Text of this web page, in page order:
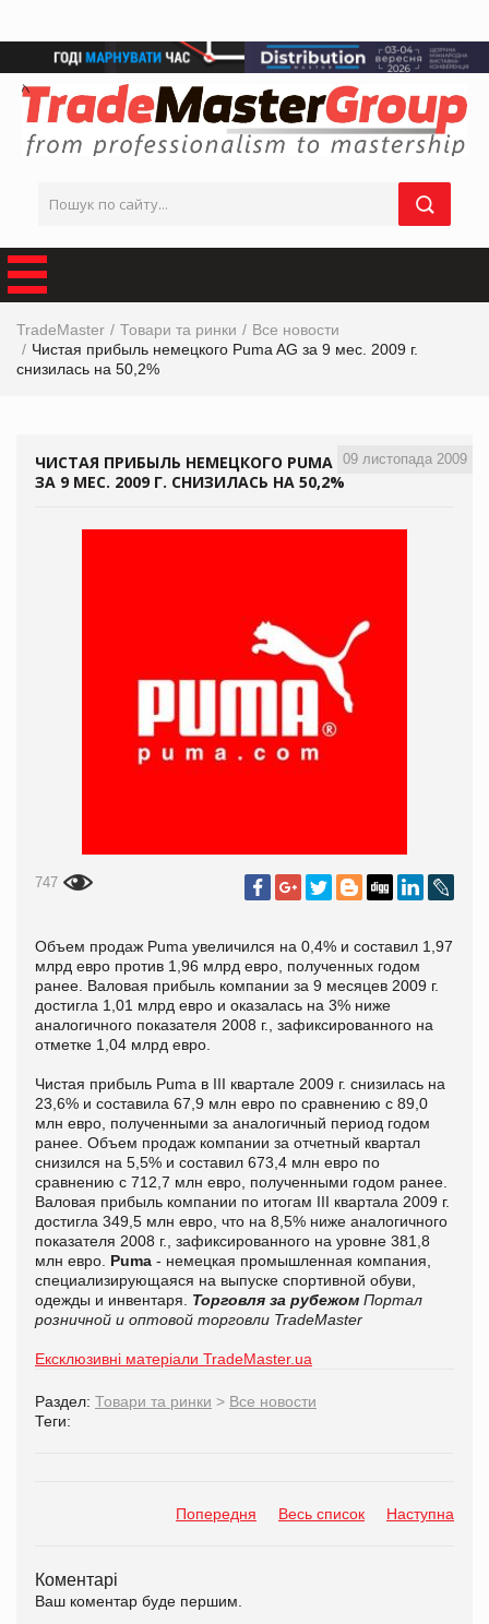
TradeMaster Товари та ринки
Все новости
Чистая прибыль немецкого Puma AG за 9 мес. 2009 г.
снизилась на 50,2%
09 листопада 2009
ЧИСТАЯ ПРИБЫЛЬ НЕМЕЦКОГО PUMA AG
ЗА 9 МЕС. 2009 Г. СНИЗИЛАСЬ НА 50,2%
747
Объем продаж Puma увеличился на 0,4% и составил 1,97
млрд евро против 1,96 млрд евро, полученных годом
ранее. Валовая прибыль компании за 9 месяцев 2009 г.
достигла 1,01 млрд евро и оказалась на 3% ниже
аналогичного показателя 2008 г., зафиксированного на
отметке 1,04 млрд евро.
Чистая прибыль Puma в III квартале 2009 г. снизилась на
23,6% и составила 67,9 млн евро по сравнению с 89,0
млн евро, полученными за аналогичный период годом
ранее. Объем продаж компании за отчетный квартал
снизился на 5,5% и составил 673,4 млн евро по
сравнению с 712,7 млн евро, полученными годом ранее.
Валовая прибыль компании по итогам III квартала 2009 г.
достигла 349,5 млн евро, что на 8,5% ниже аналогичного
показателя 2008 г., зафиксированного на уровне 381,8
млн евро. Puma - немецкая промышленная компания,
специализирующаяся на выпуске спортивной обуви,
одежды и инвентаря. Торговля за рубежом Портал
розничной и оптовой торговли TradeMaster
Ексклюзивні матеріали TradeMaster.ua
Раздел: Товари та ринки > Все новости
Теги:
Попередня Весь список Наступна
Коментарі
Ваш коментар буде першим.